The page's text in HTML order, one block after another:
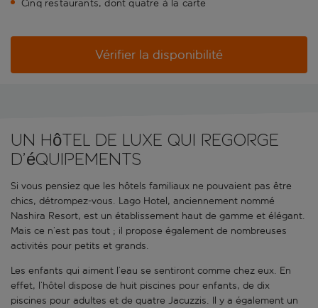
Cinq restaurants, dont quatre à la carte
Vérifier la disponibilité
Un hôtel de luxe qui regorge
d’équipements
Si vous pensiez que les hôtels familiaux ne pouvaient pas être
chics, détrompez-vous. Lago Hotel, anciennement nommé
Nashira Resort, est un établissement haut de gamme et élégant.
Mais ce n’est pas tout ; il propose également de nombreuses
activités pour petits et grands.
Les enfants qui aiment l’eau se sentiront comme chez eux. En
effet, l’hôtel dispose de huit piscines pour enfants, de dix
piscines pour adultes et de quatre Jacuzzis. Il y a également un